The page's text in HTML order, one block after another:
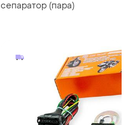
сепаратор (пара)